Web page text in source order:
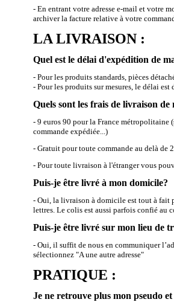
- En entrant votre adresse e-mail et votre
archiver la facture relative à votre
LA LIVRAISON :
Quel est le délai d'expédition de
- Pour les produits standards, pièces
- Pour les produits sur mesures, le délai est
Quels sont les frais de livraison de
- 9 euros 90 pour la France métropolitaine
commande expédiée...)
- Gratuit pour toute commande au delà de
- Pour toute livraison à l'étranger vous
Puis-je être livré à mon domicile?
- Oui, la livraison à domicile est tout à fait
lettres. Le colis est aussi parfois confié au
Puis-je être livré sur mon lieu de
- Oui, il suffit de nous en communiquer
sélectionnez "A une autre adresse"
PRATIQUE :
Je ne retrouve plus mon pseudo